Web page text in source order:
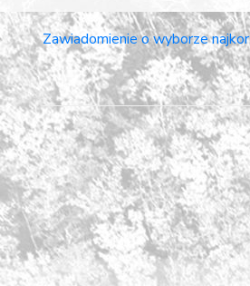
Zawiadomienie o wyborze